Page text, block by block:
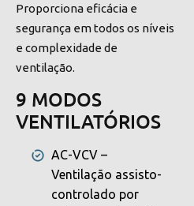
Proporciona eficácia e
segurança em todos os níveis
e complexidade de
ventilação.
9 MODOS
VENTILATÓRIOS
AC-VCV –
Ventilação assisto-
controlado por